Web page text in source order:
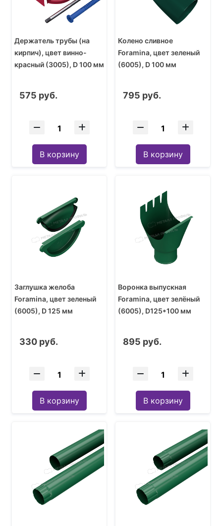
Держатель трубы (на
кирпич), цвет винно-
красный (3005), D 100 мм
575 руб.
В корзину
Колено сливное
Foramina, цвет зеленый
(6005), D 100 мм
795 руб.
В корзину
Заглушка желоба
Foramina, цвет зеленый
(6005), D 125 мм
330 руб.
В корзину
Воронка выпускная
Foramina, цвет зелёный
(6005), D125*100 мм
895 руб.
В корзину